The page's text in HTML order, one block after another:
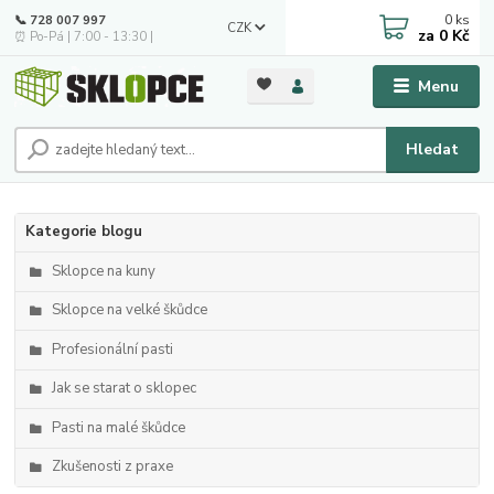
Menu
CZK
Hledat
📞 728 007 997
⏰ Po-Pá | 7:00 - 13:30 |
0 ks
za 0 Kč
Kategorie blogu
Sklopce na kuny
Sklopce na velké škůdce
Profesionální pasti
Jak se starat o sklopec
Pasti na malé škůdce
Zkušenosti z praxe